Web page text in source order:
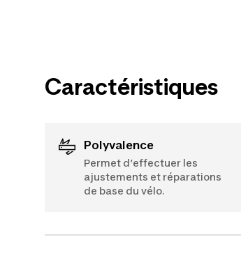
Caractéristiques
Polyvalence
Permet d’effectuer les
ajustements et réparations
de base du vélo.